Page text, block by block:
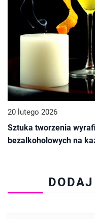
20 lutego 2026
Sztuka tworzenia
bezalkoholowych na